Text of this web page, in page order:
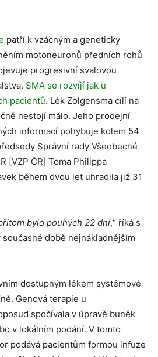
patří k vzácným a geneticky
motoneuronů předních rohů
progresivní svalovou
SMA se rozvíjí jak u
pacientů. Lék Zolgensma cílí na
nestojí málo. Jeho prodejní
informací pohybuje kolem 54
Správní rady Všeobecné
[VZP ČR] Toma Philippa
během dvou let uhradila již 31
bylo pouhých 22 dní,“ říká s
době nejnákladnějším
dostupným lékem systémové
Genová terapie u
spočívala v úpravě buněk
v lokálním podání. V tomto
podává pacientům formou infuze